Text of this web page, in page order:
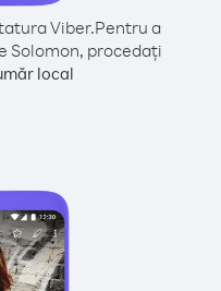
Viber.Pentru a
Solomon, procedați
local